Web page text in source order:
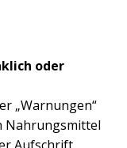
oder
„Warnungen“
Nahrungsmittel